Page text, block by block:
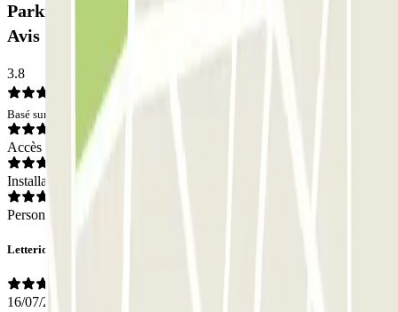
Parking Fiera di Torino - Settore D - Coperto:
Avis
3.8
Basé sur 68 avis
Accès
Installations
Personnel
Letterio
16/07/2026